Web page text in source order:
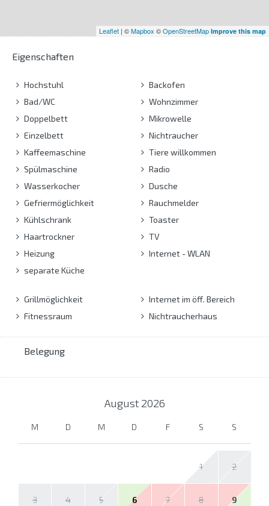
Leaflet | ©Mapbox ©OpenStreetMap Improve this map
Eigenschaften
Hochstuhl
Bad/WC
Doppelbett
Einzelbett
Kaffeemaschine
Spülmaschine
Wasserkocher
Gefriermöglichkeit
Kühlschrank
Haartrockner
Heizung
separate Küche
Backofen
Wohnzimmer
Mikrowelle
Nichtraucher
Tiere willkommen
Radio
Dusche
Rauchmelder
Toaster
TV
Internet - WLAN
Grillmöglichkeit
Fitnessraum
Internet im öff. Bereich
Nichtraucherhaus
Belegung
August 2026
M D M D F S S
1 2
3 4 5 6 7 8 9